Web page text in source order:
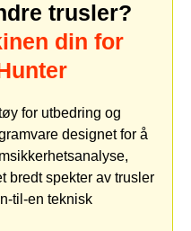
trusler?
din for
for utbedring og
designet for å
bredt spekter av trusler
til-en teknisk